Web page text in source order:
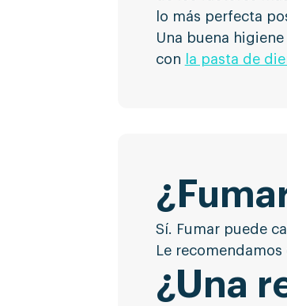
lo más perfecta
Una buena
con
la pasta de
Sí. Fumar puede
Le
¿Una